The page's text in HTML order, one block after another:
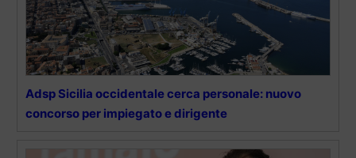
Adsp Sicilia occidentale cerca personale: nuovo
concorso per impiegato e dirigente